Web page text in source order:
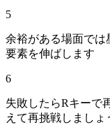
5
余裕がある場面では
要素を伸ばします
6
失敗したらRキーで
えて再挑戦しましょ